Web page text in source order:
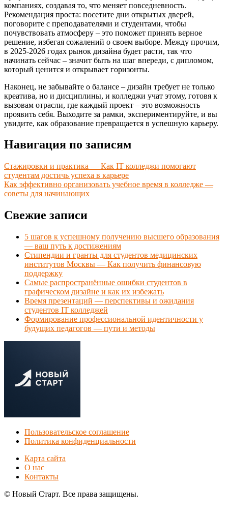
компаниях, создавая то, что меняет повседневность.
Рекомендация проста: посетите дни открытых дверей,
поговорите с преподавателями и студентами, чтобы
почувствовать атмосферу – это поможет принять верное
решение, избегая сожалений о своем выборе. Между прочим,
в 2025-2026 годах рынок дизайна будет расти, так что
начинать сейчас – значит быть на шаг впереди, с дипломом,
который ценится и открывает горизонты.
Наконец, не забывайте о балансе – дизайн требует не только
креатива, но и дисциплины, и колледжи учат этому, готовя к
вызовам отрасли, где каждый проект – это возможность
проявить себя. Выходите за рамки, экспериментируйте, и вы
увидите, как образование превращается в успешную карьеру.
Навигация по записям
Стажировки и практика — Как IT колледжи помогают
студентам достичь успеха в карьере
Как эффективно организовать учебное время в колледже —
советы для начинающих
Свежие записи
5 шагов к успешному получению высшего образования
— ваш путь к достижениям
Стипендии и гранты для студентов медицинских
институтов Москвы — Как получить финансовую
поддержку
Самые распространённые ошибки студентов в
графическом дизайне и как их избежать
Время презентаций — перспективы и ожидания
студентов IT колледжей
Формирование профессиональной идентичности у
будущих педагогов — пути и методы
Пользовательское соглашение
Политика конфиденциальности
Карта сайта
О нас
Контакты
© Новый Старт. Все права защищены.